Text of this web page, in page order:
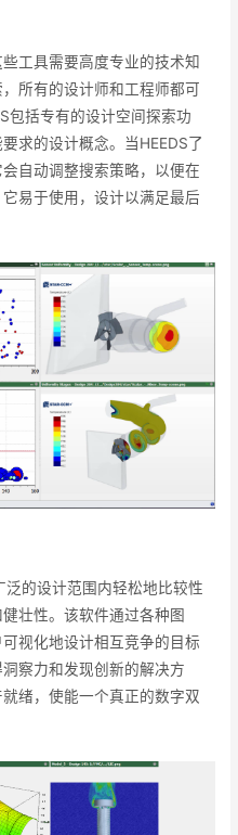
工具需要高度专业的技术知
所有的设计师和工程师都可
包括专有的设计空间探索功
求的设计概念。当HEEDS了
自动调整搜索策略，以便在
易于使用，设计以满足最后
泛的设计范围内轻松地比较性
壮性。该软件通过各种图
视化地设计相互竞争的目标
察力和发现创新的解决方
绪，使能一个真正的数字双